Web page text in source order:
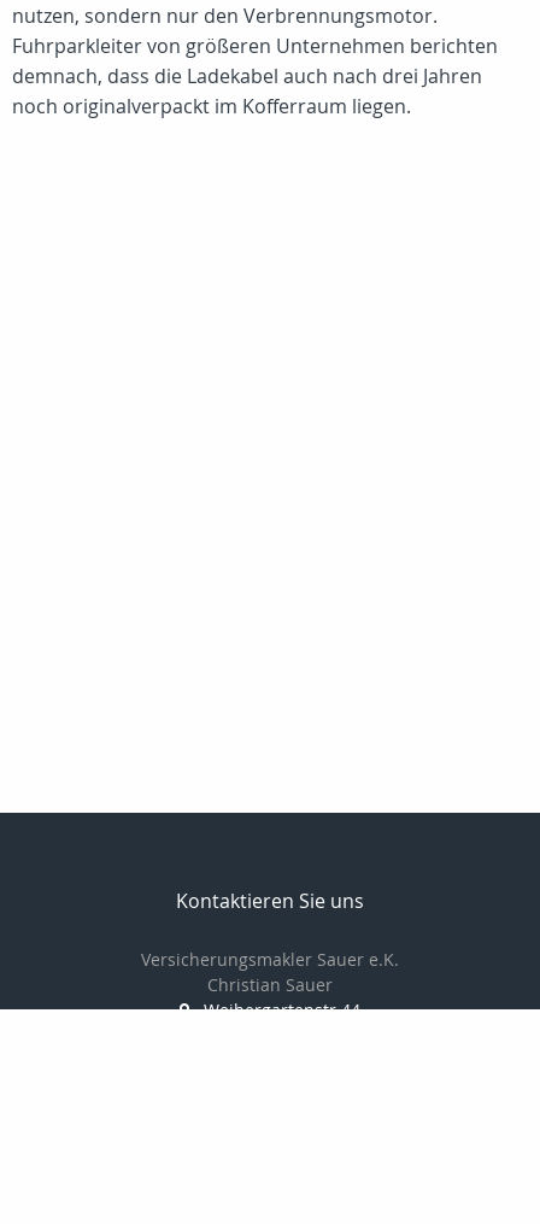
nutzen, sondern nur den Verbrennungsmotor.
Fuhrparkleiter von größeren Unternehmen berichten
demnach, dass die Ladekabel auch nach drei Jahren
noch originalverpackt im Kofferraum liegen.
Kontaktieren Sie uns
Versicherungsmakler Sauer e.K.
Christian Sauer
Weihergartenstr.44